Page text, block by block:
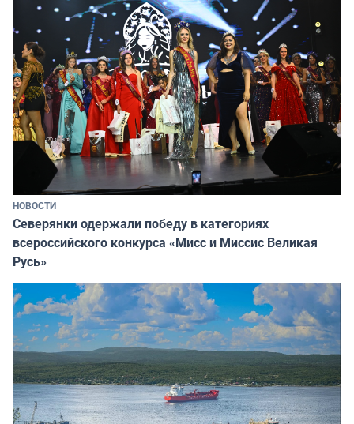
НОВОСТИ
Северянки одержали победу в категориях
всероссийского конкурса «Мисс и Миссис Великая
Русь»